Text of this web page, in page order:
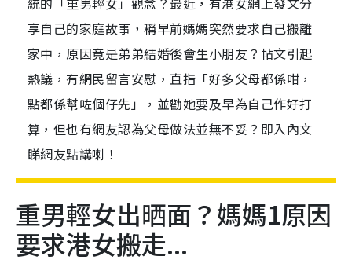
享自己的家庭故事，稱早前媽媽突然要求自己搬離
家中，原因竟是弟弟結婚後會生小朋友？帖文引起
熱議，有網民留言安慰，直指「好多父母都係咁，
點都係幫咗個仔先」，並勸她要及早為自己作好打
算，但也有網友認為父母做法並無不妥？即入內文
睇網友點講喇！
重男輕女出晒面？媽媽1原因
要求港女搬走...